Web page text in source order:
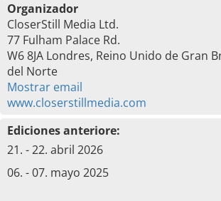
Organizador
CloserStill Media Ltd.
77 Fulham Palace Rd.
W6 8JA Londres, Reino Unido de Gran
del Norte
Mostrar email
www.closerstillmedia.com
Ediciones anteriore:
21. - 22. abril 2026
06. - 07. mayo 2025